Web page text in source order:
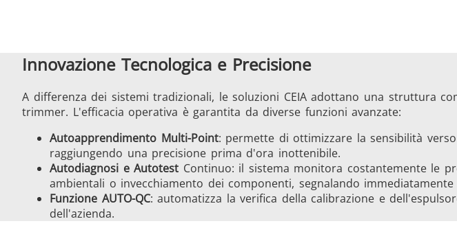
Innovazione Tecnologica e Precisione
A differenza dei sistemi tradizionali, le soluzioni CEIA adottano una struttura
trimmer. L'efficacia operativa è garantita da diverse funzioni avanzate:
Autoapprendimento Multi-Point: permette di ottimizzare la sensibilità
raggiungendo una precisione prima d'ora inottenibile.
Autodiagnosi e Autotest Continuo: il sistema monitora costantemente le
ambientali o invecchiamento dei componenti, segnalando
Funzione AUTO-QC: automatizza la verifica della calibrazione e
dell'azienda.